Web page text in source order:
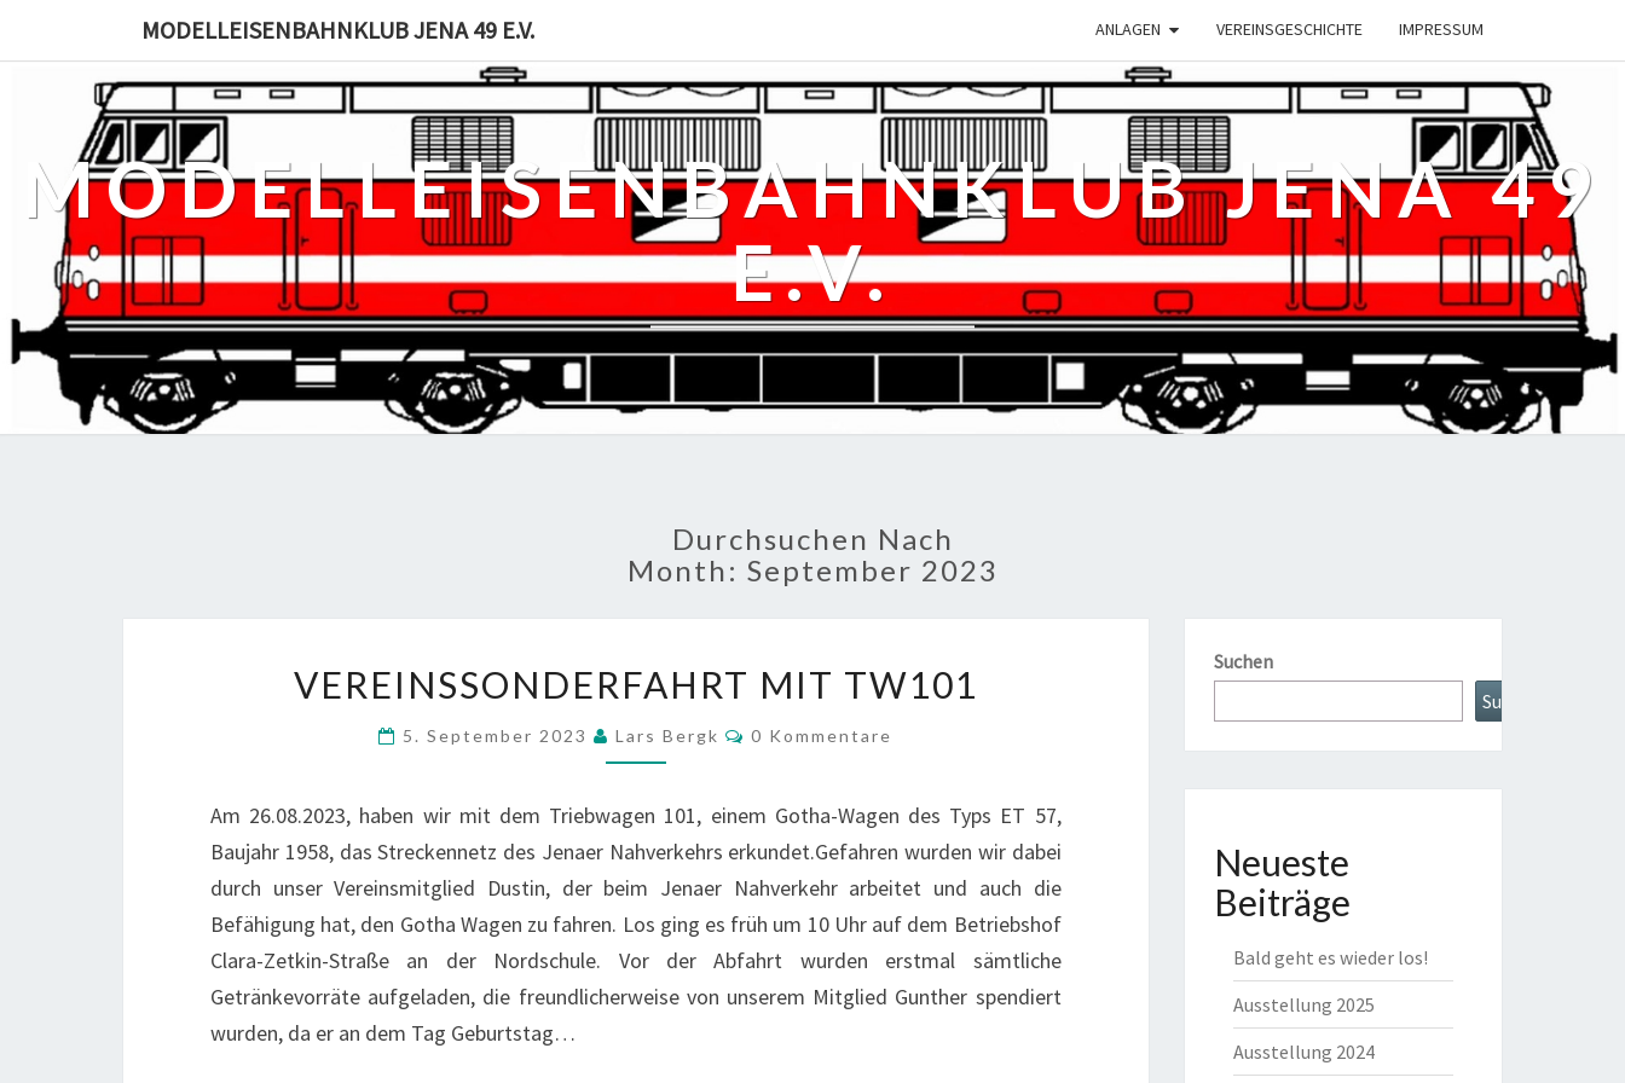
MODELLEISENBAHNKLUB JENA 49 E.V. ANLAGEN VEREINSGESCHICHTE IMPRESSUM
MODELLEISENBAHNKLUB JENA 49
E.V.
Durchsuchen Nach
Month: September 2023
MIT
VEREINSSONDERFAHRT MIT TW101
5. September 2023 Lars Bergk Kommentare
0 Kommentare
Am 26.08.2023, haben wir mit dem Triebwagen 101, einem Gotha-Wagen des Typs ET 57,
Baujahr 1958, das Streckennetz des Jenaer Nahverkehrs erkundet.Gefahren wurden wir dabei
durch unser Vereinsmitglied Dustin, der beim Jenaer Nahverkehr arbeitet und auch die
Befähigung hat, den Gotha Wagen zu fahren. Los ging es früh um 10 Uhr auf dem Betriebshof
Clara-Zetkin-Straße an der Nordschule. Vor der Abfahrt wurden erstmal sämtliche
Getränkevorräte aufgeladen, die freundlicherweise von unserem Mitglied Gunther spendiert
wurden, da er an dem Tag Geburtstag…
Suchen
Suchen
Neueste
Beiträge
Bald geht es wieder los!
Ausstellung 2025
Ausstellung 2024